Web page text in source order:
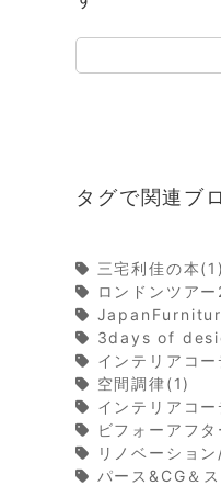
タグで関連ブ
三宅利佳の本(1)
ロンドンツア
3days of
インテリアコ
空間調律(1)
インテリアコ
ビフォーアフ
リノベーショ
パース&CG＆